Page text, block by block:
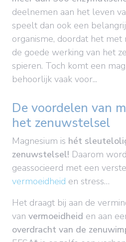
deelnemen aan het leven
speelt dan ook een
organisme, doordat het
de goede werking van het
spieren. Toch komt een
behoorlijk vaak voor...
De voordelen van
het zenuwstelsel
Magnesium is hét
zenuwstelsel! Daarom
geassocieerd met een
vermoeidheid en stress…
Het draagt bij aan de
van vermoeidheid en aan
overdracht van de